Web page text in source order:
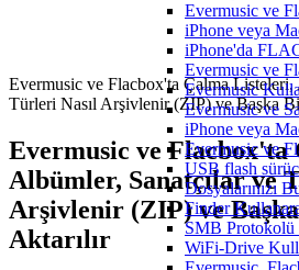
Evermusic ve
iPhone veya
iPhone'da
Evermusic ve
Evermusic
Evermusic ve
iPhone veya
Evermusic ve
USB flash
Dosyalarınızı
Finder
SMB Protokolü
WiFi-Drive
Evermusic ve Flacbox'ta Çalma Listeleri,
Türleri Nasıl Arşivlenir (ZIP) ve Başka
Evermusic ve
Albümler, Sanatçılar ve
Arşivlenir (ZIP) ve
Aktarılır